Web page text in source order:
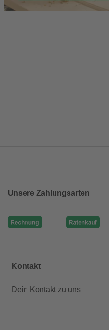
Unsere Zahlungsarten
Kontakt
Dein Kontakt zu uns